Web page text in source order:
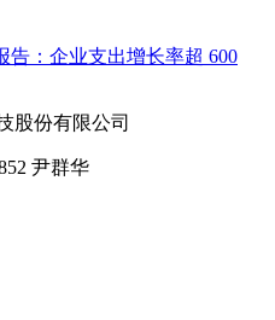
告：企业支出增长率超 600
尹群华